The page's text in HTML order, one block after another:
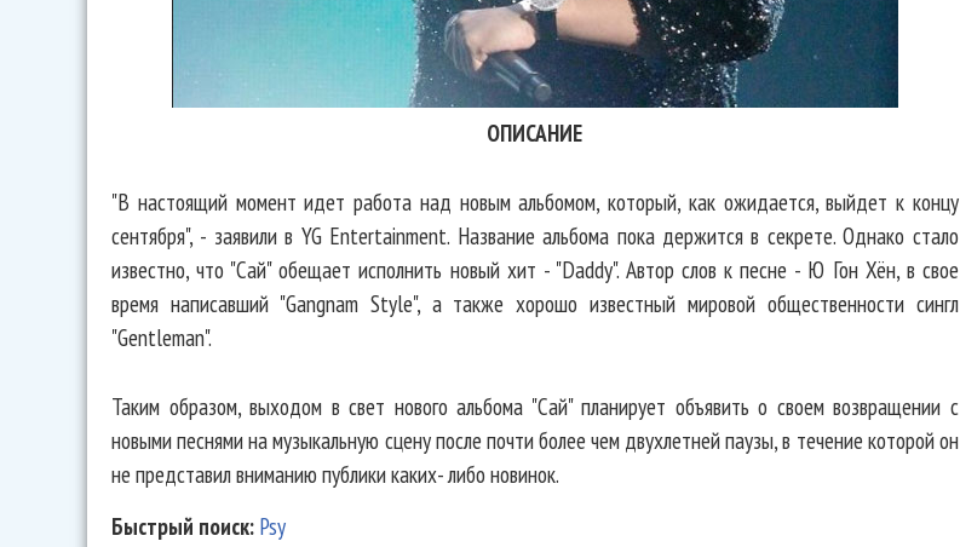
ОПИСАНИЕ
"В настоящий момент идет работа над новым альбомом, который, как ожидается, выйдет к концу
сентября", - заявили в YG Entertainment. Название альбома пока держится в секрете. Однако стало
известно, что "Сай" обещает исполнить новый хит - "Daddy". Автор слов к песне - Ю Гон Хён, в свое
время написавший "Gangnam Style", а также хорошо известный мировой общественности сингл
"Gentleman".
Таким образом, выходом в свет нового альбома "Сай" планирует объявить о своем возвращении с
новыми песнями на музыкальную сцену после почти более чем двухлетней паузы, в течение которой он
не представил вниманию публики каких- либо новинок.
Быстрый поиск: Psy